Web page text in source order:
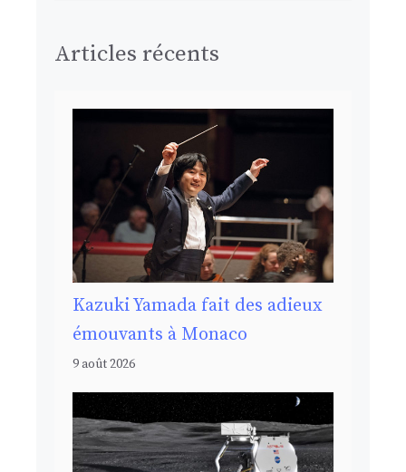
Articles récents
Kazuki Yamada fait des adieux
émouvants à Monaco
9 août 2026